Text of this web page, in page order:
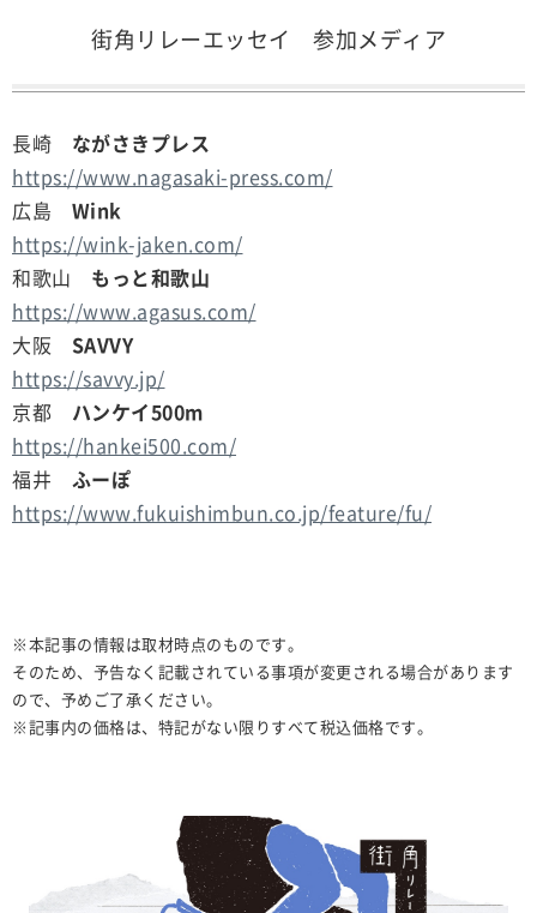
街角リレーエッセイ 参加メディア
長崎 ながさきプレス
https://www.nagasaki-press.com/
広島 Wink
https://wink-jaken.com/
和歌山 もっと和歌山
https://www.agasus.com/
大阪 SAVVY
https://savvy.jp/
京都 ハンケイ500m
https://hankei500.com/
福井 ふーぽ
https://www.fukuishimbun.co.jp/feature/fu/
※本記事の情報は取材時点のものです。
そのため、予告なく記載されている事項が変更される場合があります
ので、予めご了承ください。
※記事内の価格は、特記がない限りすべて税込価格です。